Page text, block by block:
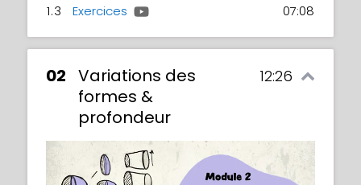
1.3
Exercices 07:08
02 Variations des
formes &
profondeur
12:26